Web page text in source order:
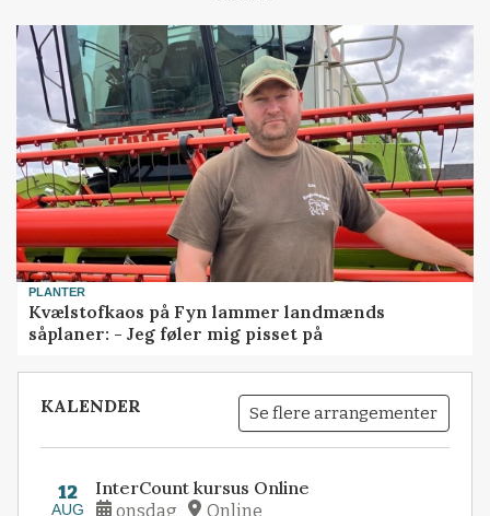
Annonce
PLANTER
såplaner: - Jeg føler mig pisset på
KALENDER Se flere arrangementer